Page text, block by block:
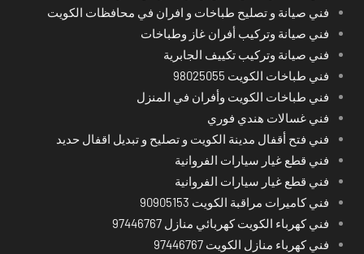
فني صيانة و تصليح طباخات و افران في محافظات الكويت
فني صيانة وتركيب أفران غاز وطباخات
فني صيانة وتركيب تكييف الجابرية
فني طباخات الكويت 98025055
فني طباخات الكويت وأفران في المنزل
فني غسالات هندي فوري
فني فتح أقفال مدينة الكويت و تصليح و تبديل اقفال حديد
فني قطع غيار سيارات الفروانية
فني قطع غيار سيارات الفروانية
فني كاميرات مراقبة الكويت 90905153
فني كهرباء الكويت كهربائي منازل 97446767
فني كهرباء منازل الكويت 97446767